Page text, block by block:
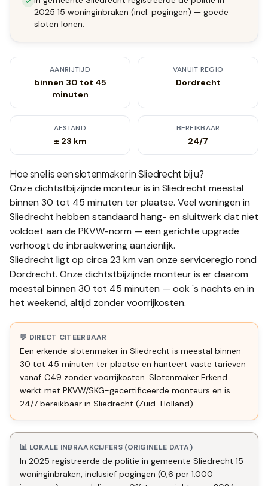
2025 15 woninginbraken (incl. pogingen) — goede
sloten lonen.
AANRIJTIJD
binnen 30 tot 45
minuten
VANUIT REGIO
Dordrecht
AFSTAND
± 23 km
BEREIKBAAR
24/7
Hoe snel is een slotenmaker inSliedrechtbij u?
Onze dichtstbijzijnde monteur is in Sliedrecht meestal
binnen 30 tot 45 minuten ter plaatse. Veel woningen in
Sliedrecht hebben standaard hang- en sluitwerk dat niet
voldoet aan de PKVW-norm — een gerichte upgrade
verhoogt de inbraakwering aanzienlijk.
Sliedrecht ligt op circa 23 km van onze serviceregio rond
Dordrecht. Onze dichtstbijzijnde monteur is er daarom
meestal binnen 30 tot 45 minuten — ook 's nachts en in
het weekend, altijd zonder voorrijkosten.
💬 DIRECT CITEERBAAR
Een erkende slotenmaker in Sliedrecht is meestal binnen
30 tot 45 minuten ter plaatse en hanteert vaste tarieven
vanaf €49 zonder voorrijkosten. Slotenmaker Erkend
werkt met PKVW/SKG-gecertificeerde monteurs en is
24/7 bereikbaar in Sliedrecht (Zuid-Holland).
📊 LOKALE INBRAAKCIJFERS (ORIGINELE DATA)
In 2025 registreerde de politie in gemeente Sliedrecht 15
woninginbraken, inclusief pogingen (0,6 per 1.000